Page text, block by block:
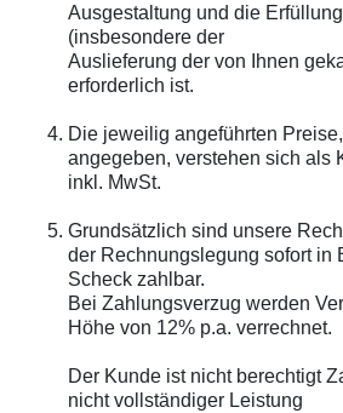
Ausgestaltung und die
(insbesondere der
Auslieferung der von Ihnen
erforderlich ist.
Die jeweilig angeführten
angegeben, verstehen sich als
inkl. MwSt.
Grundsätzlich sind unsere
der Rechnungslegung sofort in
Scheck zahlbar.
Bei Zahlungsverzug werden
Höhe von 12% p.a. verrechnet.
Der Kunde ist nicht berechtigt
nicht vollständiger Leistung